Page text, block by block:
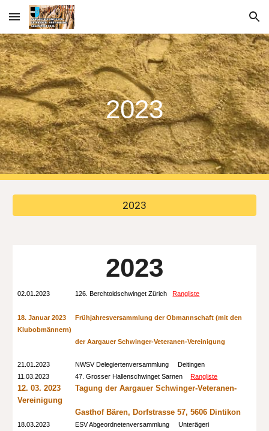
Skip to main content Skip to navigation
2023
2023
2023
02.01.2023 126. Berchtoldschwinget ZürichRangliste
18. Januar 2023
Frühjahresversammlung der Obmannschaft (mit den
Klubobmännern)
der Aargauer Schwinger-Veteranen-Vereinigung
21.01.2023
NWSV Delegiertenversammlung Deitingen
11.03.2023
47. Grosser Hallenschwinget Sarnen Rangliste
12.03. 2023
Tagung der Aargauer Schwinger-Veteranen-
Vereinigung
Gasthof Bären, Dorfstrasse 57, 5606 Dintikon
18.03.2023
ESV Abgeordnetenversammlung Unterägeri